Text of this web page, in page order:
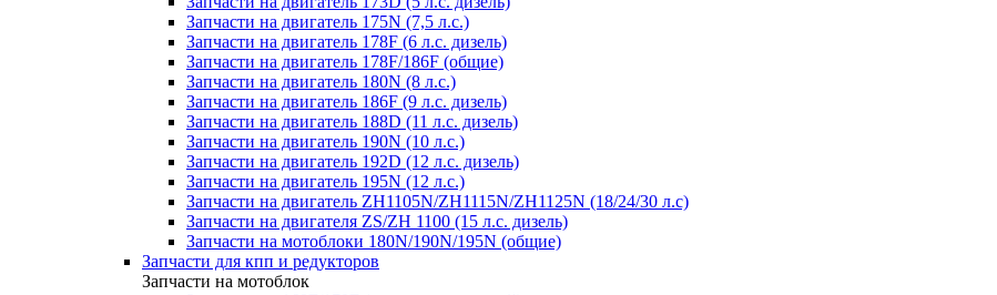
Запчасти на двигатель 175N (7,5 л.с.)
Запчасти на двигатель 178F (6 л.с. дизель)
Запчасти на двигатель 178F/186F (общие)
Запчасти на двигатель 180N (8 л.с.)
Запчасти на двигатель 186F (9 л.с. дизель)
Запчасти на двигатель 188D (11 л.с. дизель)
Запчасти на двигатель 190N (10 л.с.)
Запчасти на двигатель 192D (12 л.с. дизель)
Запчасти на двигатель 195N (12 л.с.)
Запчасти на двигатель ZH1105N/ZH1115N/ZH1125N (18/24/30 л.с)
Запчасти на двигателя ZS/ZH 1100 (15 л.с. дизель)
Запчасти на мотоблоки 180N/190N/195N (общие)
Запчасти для кпп и редукторов
Запчасти на мотоблок